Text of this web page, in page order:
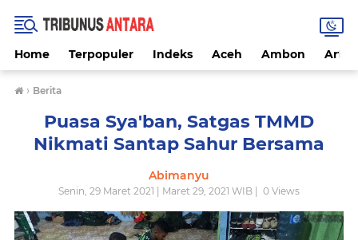
Home Terpopuler Indeks Aceh Ambon
› Berita
Puasa Sya'ban, Satgas TMMD
Nikmati Santap Sahur Bersama
Abimanyu
Senin, 29 Maret 2021 | Maret 29, 2021 WIB | 0 Views